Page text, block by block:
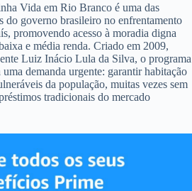
Vida em Rio Branco é uma das
do governo brasileiro no enfrentamento
promovendo acesso à moradia digna
e média renda. Criado em 2009,
Luiz Inácio Lula da Silva, o programa
demanda urgente: garantir habitação
da população, muitas vezes sem
tradicionais do mercado